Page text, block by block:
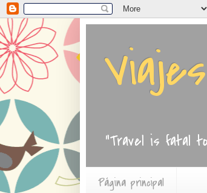
"Travel is fatal
Página principal